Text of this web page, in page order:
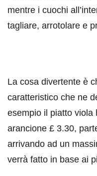
mentre i cuochi
tagliare, arrotolare e
La cosa divertente è
caratteristico che ne
esempio il piatto viola
arancione £ 3.30,
arrivando ad un
verrà fatto in base ai